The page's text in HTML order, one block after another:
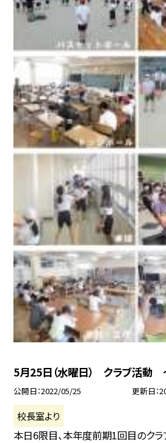
5月25日（水曜日） クラブ活動
公開日 2022/05/25 更新日
校長室より
本日6限目、本年度前期1回目のクラ